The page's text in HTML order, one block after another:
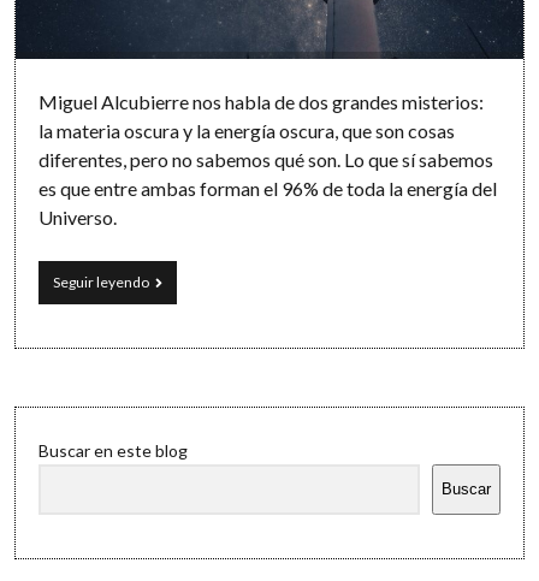
Software
Miguel Alcubierre nos habla de dos grandes misterios:
la materia oscura y la energía oscura, que son cosas
diferentes, pero no sabemos qué son. Lo que sí sabemos
es que entre ambas forman el 96% de toda la energía del
Universo.
Seguir leyendoIgnoramos
el
del
Sidebar
Buscar en este blog
Buscar